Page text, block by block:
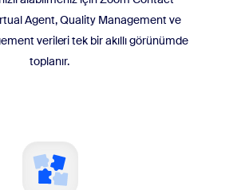
Agent, Quality Management ve
verileri tek bir akıllı görünümde
toplanır.